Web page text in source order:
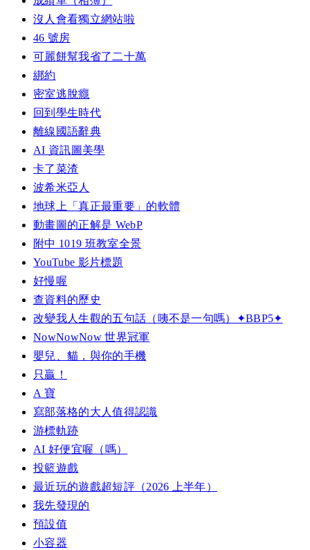
沒人會看獨立網站啦
46 號房
可麗餅幫我省了二十萬
綁約
密室逃脫癮
回到學生時代
離線國語辭典
AI 資訊圖美學
卡了菜渣
波希米亞人
地球上「真正最重要」的軟體
動畫圖的正解是 WebP
附中 1019 班教室全景
YouTube 影片標題
好慢喔
查資料的歷史
改變我人生觀的五句話（咦不是一句嗎）✦BBP5✦
NowNowNow 世界冠軍
嬰兒、貓，與你的手機
只贏！
A 寶
寫部落格的大人值得認識
游標軌跡
AI 好便宜喔（嗎）
投籃遊戲
最近玩的遊戲超短評（2026 上半年）
我先發現的
預設值
小容器